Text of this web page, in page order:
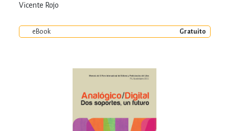
Vicente Rojo
eBook Gratuito